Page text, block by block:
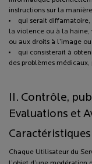
instructions sur la
qui serait
la violence ou à la
ou aux droits à l’image
qui consisterait à
des problèmes
II. Contrôle,
Evaluations et
Chaque Utilisateur du